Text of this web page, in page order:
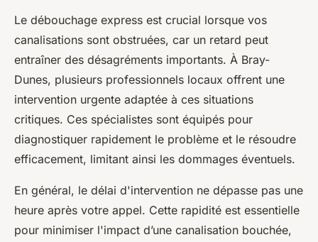
Le débouchage express est crucial lorsque vos
canalisations sont obstruées, car un retard peut
entraîner des désagréments importants. À Bray-
Dunes, plusieurs professionnels locaux offrent une
intervention urgente adaptée à ces situations
critiques. Ces spécialistes sont équipés pour
diagnostiquer rapidement le problème et le résoudre
efficacement, limitant ainsi les dommages éventuels.
En général, le délai d'intervention ne dépasse pas une
heure après votre appel. Cette rapidité est essentielle
pour minimiser l'impact d’une canalisation bouchée,